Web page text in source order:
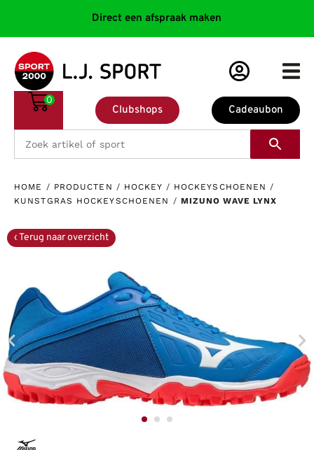
Direct een afspraak maken
Cadeaubon
Clubshops
0
HOME / PRODUCTEN / HOCKEY / HOCKEYSCHOENEN /
KUNSTGRAS HOCKEYSCHOENEN / MIZUNO WAVE LYNX